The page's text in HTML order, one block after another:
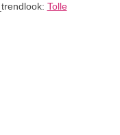
Tolle